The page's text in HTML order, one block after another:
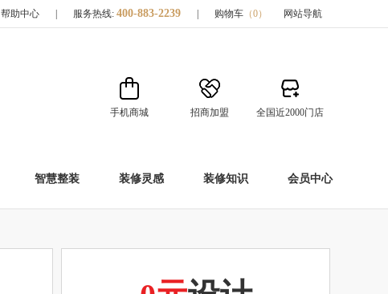
帮助中心 服务热线: 400-883-2239 购物车 （0） 网站导航
手机商城 招商加盟 全国近2000门店
智慧整装 装修灵感 装修知识 会员中心